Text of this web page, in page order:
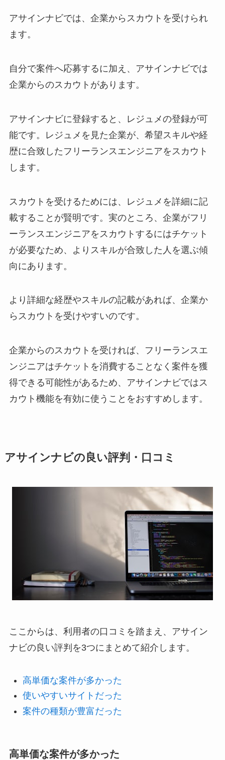
アサインナビでは、企業からスカウトを受けられ
ます。
自分で案件へ応募するに加え、アサインナビでは
企業からのスカウトがあります。
アサインナビに登録すると、レジュメの登録が可
能です。レジュメを見た企業が、希望スキルや経
歴に合致したフリーランスエンジニアをスカウト
します。
スカウトを受けるためには、レジュメを詳細に記
載することが賢明です。実のところ、企業がフリ
ーランスエンジニアをスカウトするにはチケット
が必要なため、よりスキルが合致した人を選ぶ傾
向にあります。
より詳細な経歴やスキルの記載があれば、企業か
らスカウトを受けやすいのです。
企業からのスカウトを受ければ、フリーランスエ
ンジニアはチケットを消費することなく案件を獲
得できる可能性があるため、アサインナビではス
カウト機能を有効に使うことをおすすめします。
アサインナビの良い評判・口コミ
ここからは、利用者の口コミを踏まえ、アサイン
ナビの良い評判を3つにまとめて紹介します。
高単価な案件が多かった
使いやすいサイトだった
案件の種類が豊富だった
高単価な案件が多かった